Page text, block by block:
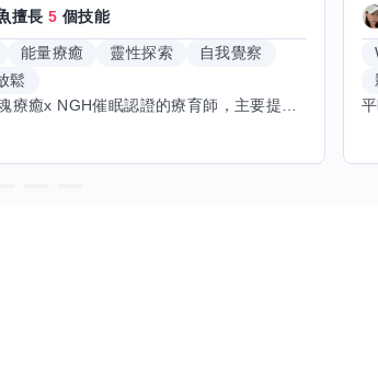
擅長5 個技能
能量療癒 靈性探索
自我覺察
鬆
結合靈魂療癒x NGH催眠認證的療育師，主要提供潛意識探索和靈魂導向的催眠療育。你會全程100%清醒跟我對話。